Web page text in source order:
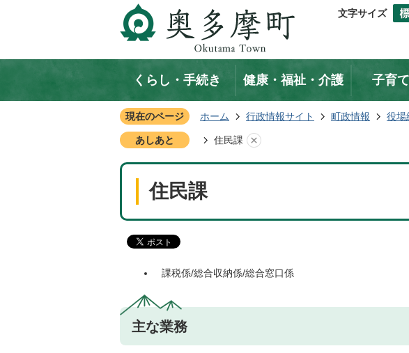
文字サイズ
くらし・手続き 健康・福祉・介護 子育
現在のページ ホーム 行政情報サイト 町政情報 役場
あしあと 住民課
住民課
課税係/総合収納係/総合窓口係
主な業務